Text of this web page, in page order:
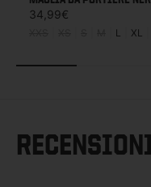
Prezzo di listino
34,99€
L XL